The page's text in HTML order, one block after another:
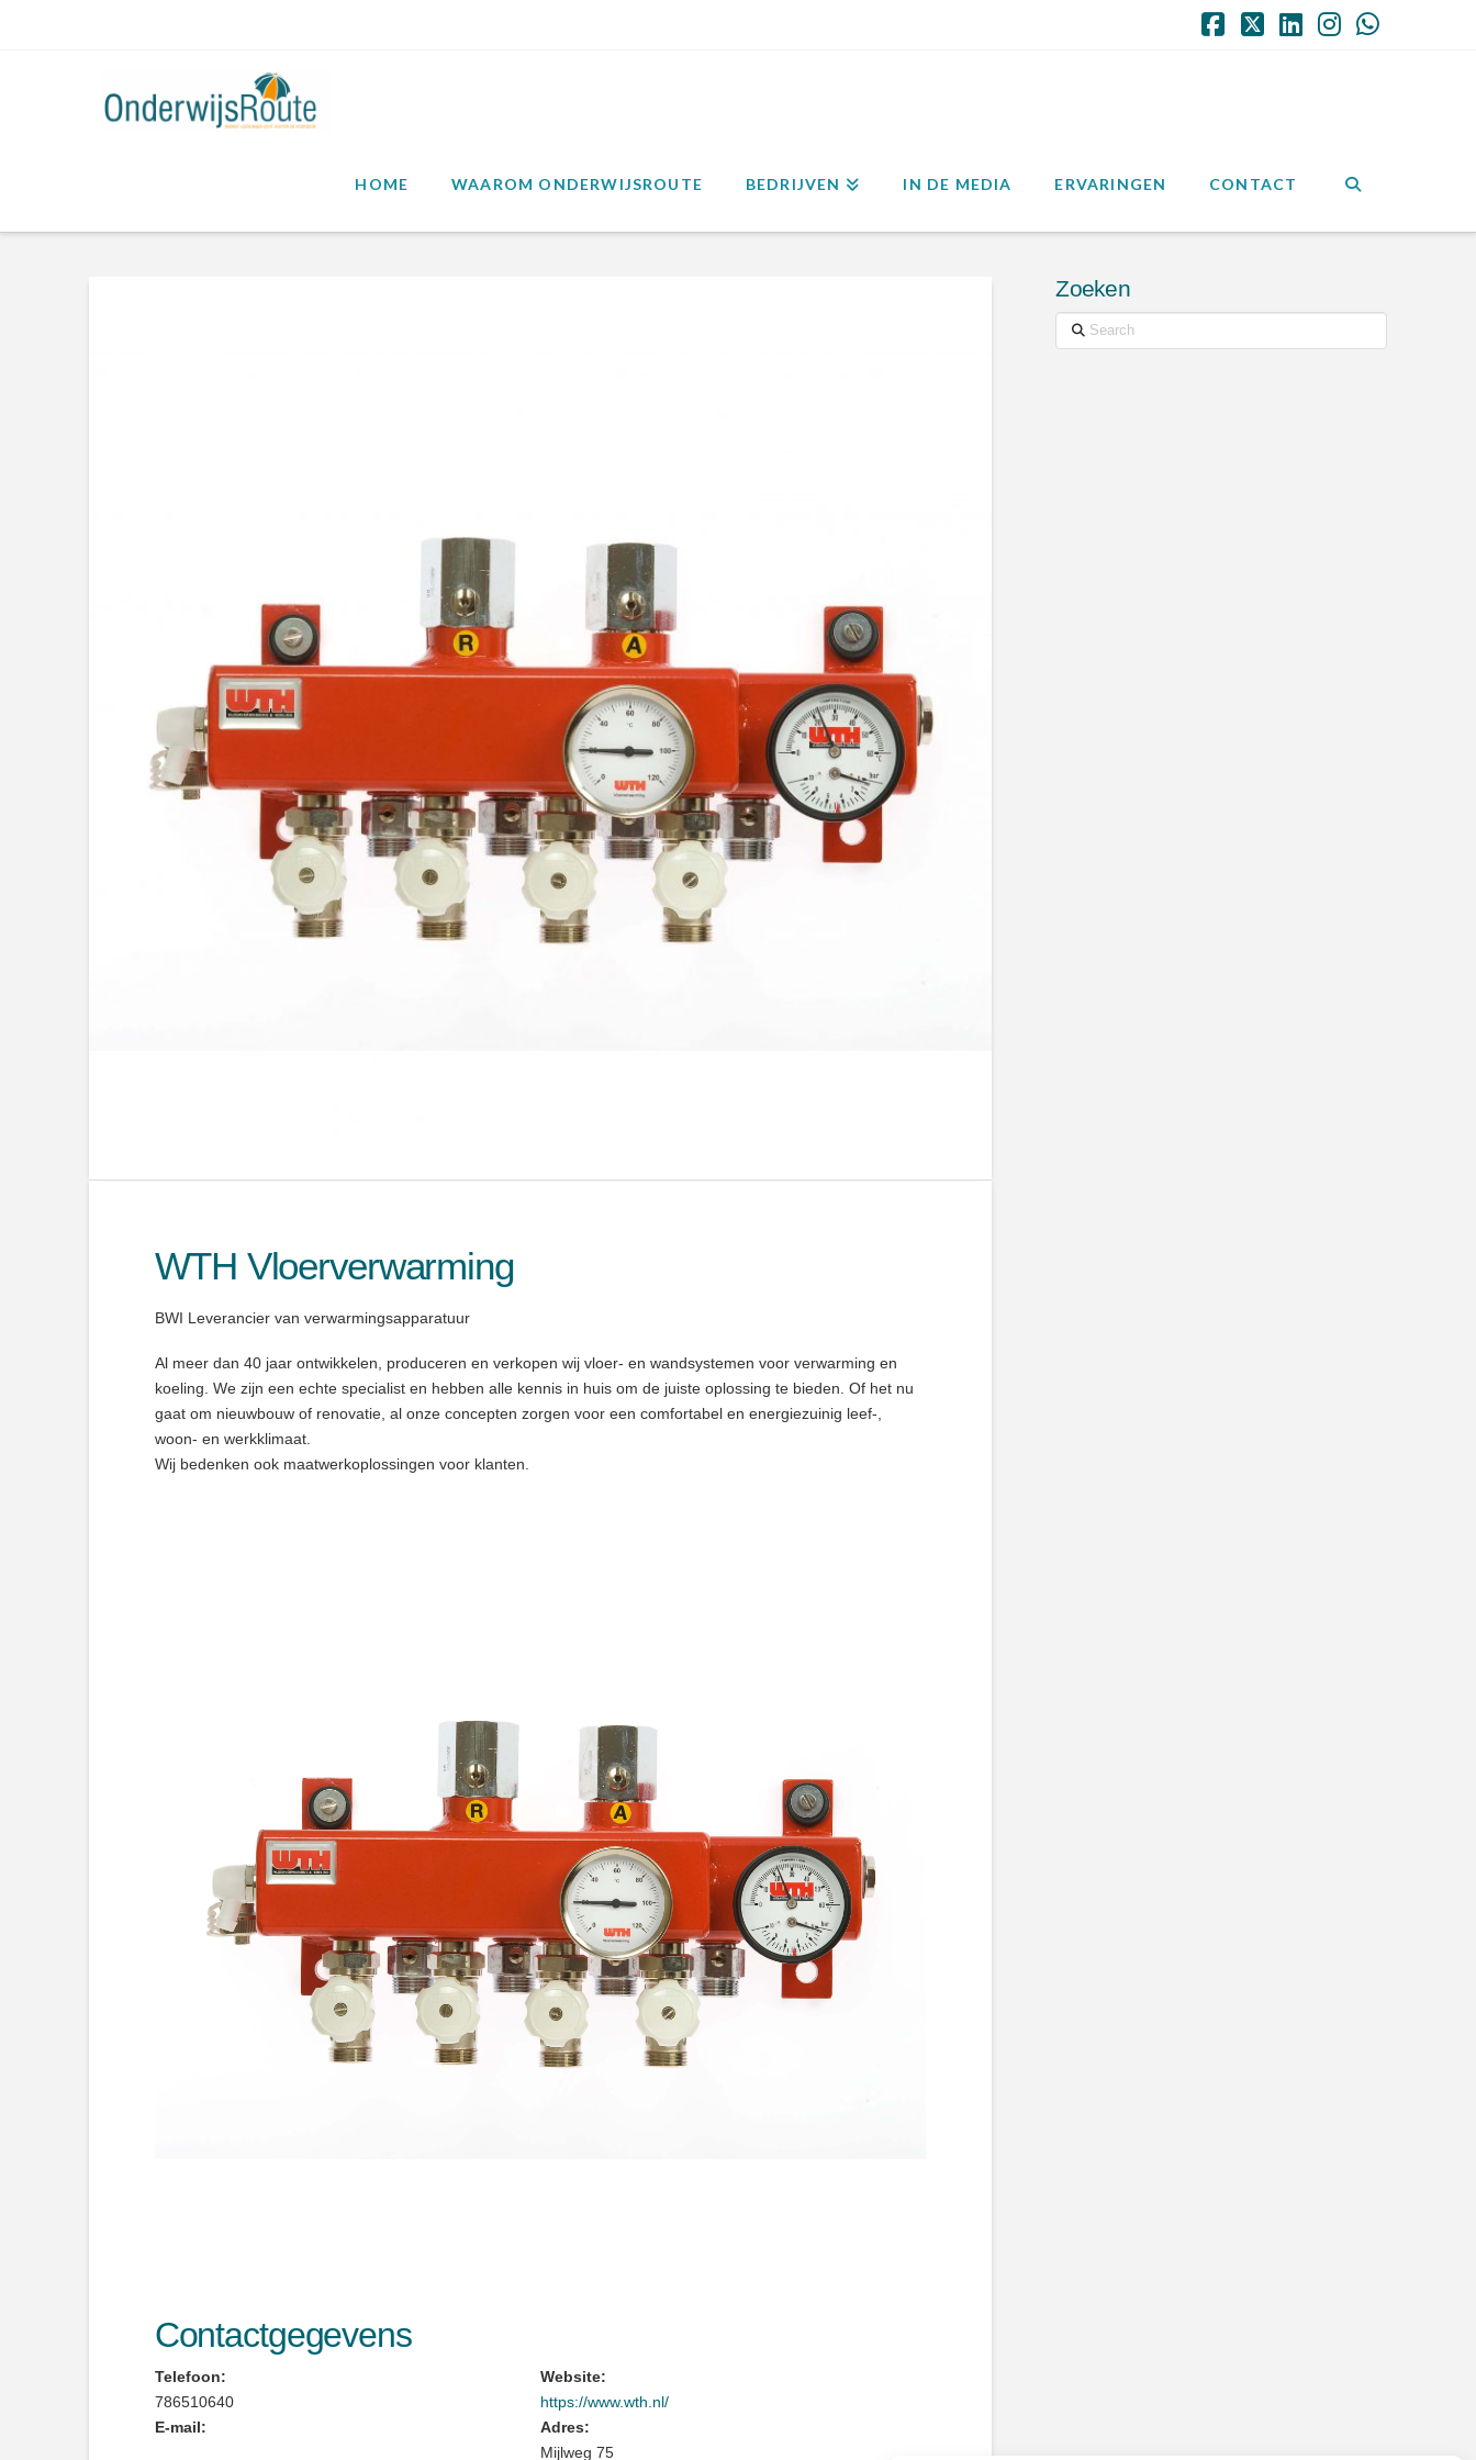
HOME WAAROM ONDERWIJSROUTE BEDRIJVEN IN DE MEDIA ERVARINGEN CONTACT
WTH Vloerverwarming
BWI Leverancier van verwarmingsapparatuur
Al meer dan 40 jaar ontwikkelen, produceren en verkopen wij vloer- en wandsystemen voor verwarming en
koeling. We zijn een echte specialist en hebben alle kennis in huis om de juiste oplossing te bieden. Of het nu
gaat om nieuwbouw of renovatie, al onze concepten zorgen voor een comfortabel en energiezuinig leef-,
woon- en werkklimaat.
Wij bedenken ook maatwerkoplossingen voor klanten.
Contactgegevens
Telefoon:
786510640
E-mail:
Website:
https://www.wth.nl/
Adres:
Mijlweg 75
Zoeken
Search